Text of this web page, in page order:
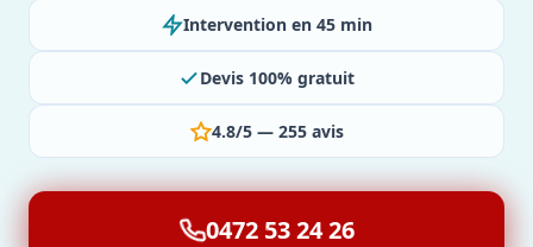
Intervention en 45 min
Devis 100% gratuit
4.8/5 — 255 avis
0472 53 24 26